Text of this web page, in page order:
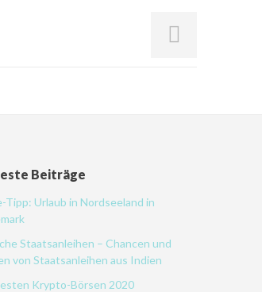
Beiträge
Tipp: Urlaub in Nordseeland in
Staatsanleihen – Chancen und
von Staatsanleihen aus Indien
Krypto-Börsen 2020